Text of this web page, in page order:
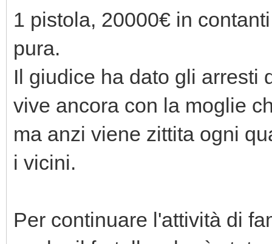
1 pistola, 20000€ in
pura.
Il giudice ha dato gli arresti
vive ancora con la moglie
ma anzi viene zittita ogni
i vicini.
Per continuare l'attività di